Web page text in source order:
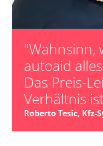
"Wahnsinn,
autoaid
Das Preis-
Verhältnis
Roberto Tesic, Kfz-